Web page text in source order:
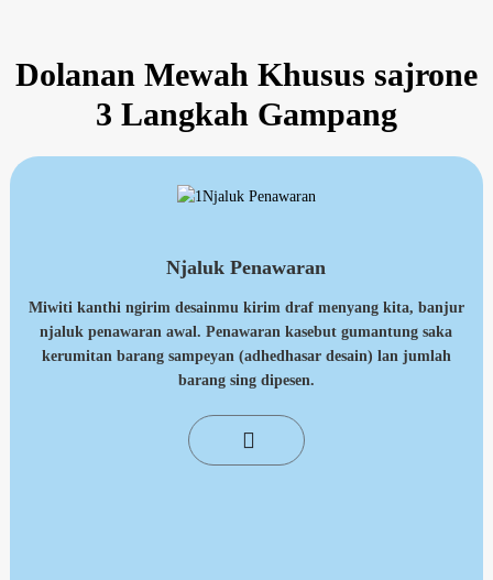
Dolanan Mewah Khusus sajrone
3 Langkah Gampang
Njaluk Penawaran
Miwiti kanthi ngirim desainmu kirim draf menyang kita, banjur
njaluk penawaran awal. Penawaran kasebut gumantung saka
kerumitan barang sampeyan (adhedhasar desain) lan jumlah
barang sing dipesen.